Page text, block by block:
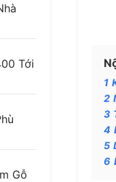
Tới
Gỗ
1
2
3
4
5
6